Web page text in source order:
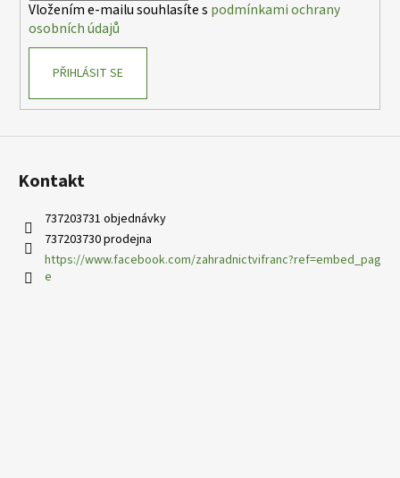
Vložením e-mailu souhlasíte s podmínkami ochrany
osobních údajů
PŘIHLÁSIT SE
Kontakt
737203731 objednávky
737203730 prodejna
https://www.facebook.com/zahradnictvifranc?ref=embed_pag
e